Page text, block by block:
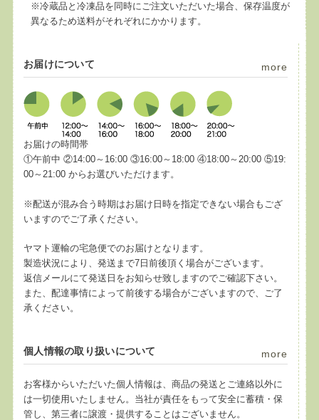
※冷蔵品と冷凍品を同時にご注文いただいた場合、保存温度が
異なるため送料がそれぞれにかかります。
お届けについて more
お届けの時間帯
①午前中 ②14:00～16:00 ③16:00～18:00 ④18:00～20:00 ⑤19:
00～21:00 からお選びいただけます。
※配送が混み合う時期はお届け日時を指定できない場合もござ
いますのでご了承ください。
ヤマト運輸の宅急便でのお届けとなります。
製造状況により、発送まで7日前後頂く場合がございます。
返信メールにて発送日をお知らせ致しますのでご確認下さい。
また、配達事情によって前後する場合がございますので、ご了
承ください。
個人情報の取り扱いについて more
お客様からいただいた個人情報は、商品の発送とご連絡以外に
は一切使用いたしません。当社が責任をもって安全に蓄積・保
管し、第三者に譲渡・提供することはございません。